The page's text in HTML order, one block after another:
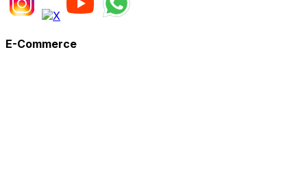
E-Commerce